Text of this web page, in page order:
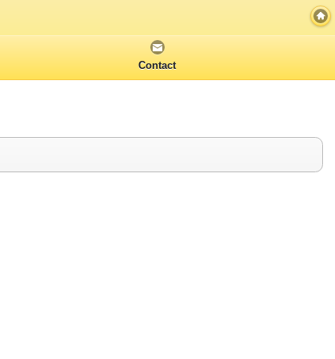
Contact